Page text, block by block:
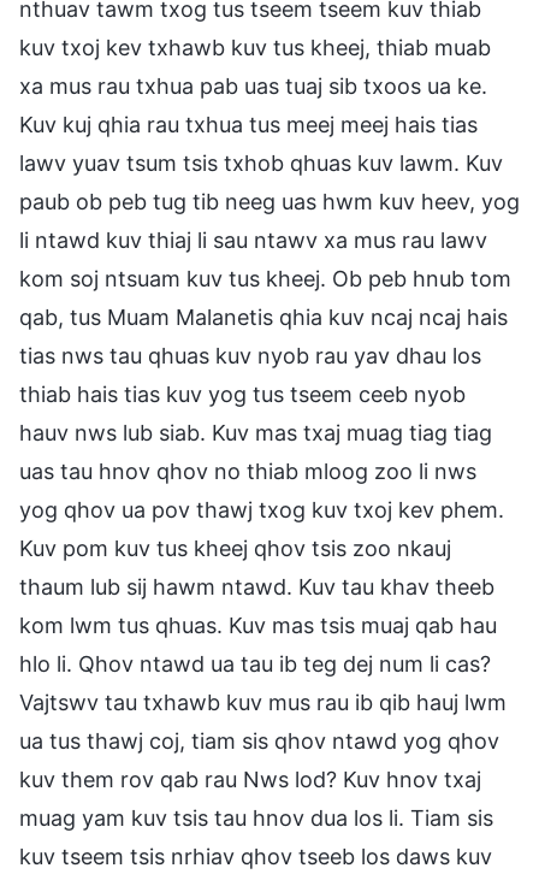
nthuav tawm txog tus tseem tseem kuv thiab
kuv txoj kev txhawb kuv tus kheej, thiab muab
xa mus rau txhua pab uas tuaj sib txoos ua ke.
Kuv kuj qhia rau txhua tus meej meej hais tias
lawv yuav tsum tsis txhob qhuas kuv lawm. Kuv
paub ob peb tug tib neeg uas hwm kuv heev, yog
li ntawd kuv thiaj li sau ntawv xa mus rau lawv
kom soj ntsuam kuv tus kheej. Ob peb hnub tom
qab, tus Muam Malanetis qhia kuv ncaj ncaj hais
tias nws tau qhuas kuv nyob rau yav dhau los
thiab hais tias kuv yog tus tseem ceeb nyob
hauv nws lub siab. Kuv mas txaj muag tiag tiag
uas tau hnov qhov no thiab mloog zoo li nws
yog qhov ua pov thawj txog kuv txoj kev phem.
Kuv pom kuv tus kheej qhov tsis zoo nkauj
thaum lub sij hawm ntawd. Kuv tau khav theeb
kom lwm tus qhuas. Kuv mas tsis muaj qab hau
hlo li. Qhov ntawd ua tau ib teg dej num li cas?
Vajtswv tau txhawb kuv mus rau ib qib hauj lwm
ua tus thawj coj, tiam sis qhov ntawd yog qhov
kuv them rov qab rau Nws lod? Kuv hnov txaj
muag yam kuv tsis tau hnov dua los li. Tiam sis
kuv tseem tsis nrhiav qhov tseeb los daws kuv